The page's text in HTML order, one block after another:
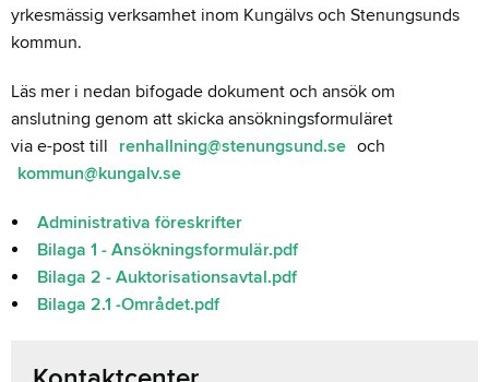
yrkesmässig verksamhet inom Kungälvs och Stenungsunds
kommun.
Läs mer i nedan bifogade dokument och ansök om
anslutning genom att skicka ansökningsformuläret
via e-post till renhallning@stenungsund.se och
kommun@kungalv.se
Administrativa föreskrifter
Bilaga 1 - Ansökningsformulär.pdf
Bilaga 2 - Auktorisationsavtal.pdf
Bilaga 2.1 -Området.pdf